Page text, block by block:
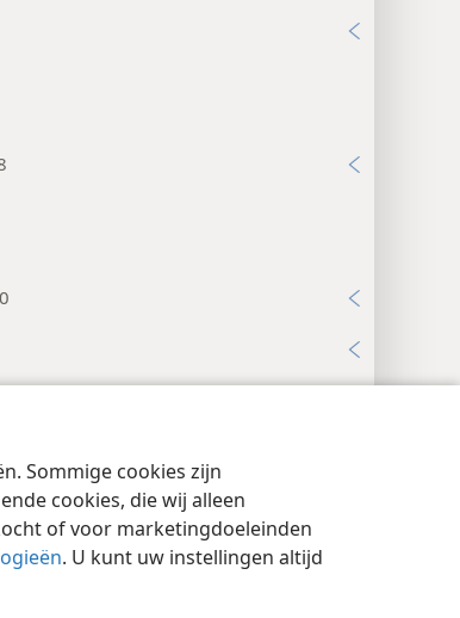
Sommige cookies zijn
cookies, die wij alleen
of voor marketingdoeleinden
. U kunt uw instellingen altijd
Zie3:4vtn.
raʹhav.Zie26:12vtn.
JW.ORG Inloggen